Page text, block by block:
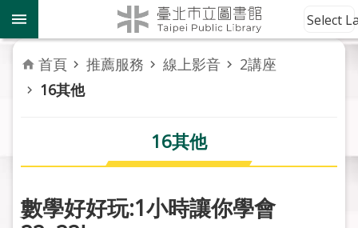
跳到主要內容區塊
到
館
資
訊
務
活
Select
首頁 推薦服務 線上影音
2講座
16其他
16其他
數學好好玩:1小時讓你學會